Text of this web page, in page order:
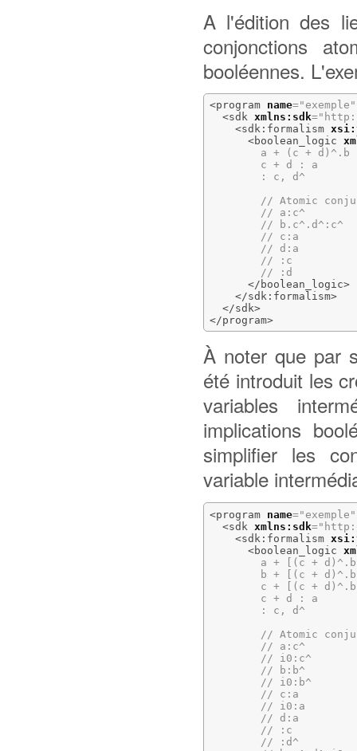
A l'édition des
conjonctions
booléennes.
<program name="exemple"
<sdk xmlns:sdk=
<sdk:formalism
<boolean_logic
a + (c + d)^.b
        c + d : a
        : c, d^
// Atomic
        // a:c^
        // b.c^.d^:c^
        // c:a
        // d:a
        // :c
        // :d
</boolean_logic>
</sdk:formalism>
</sdk>
</program>
À noter que par
été introduit les
variables
implications
simplifier les
variable
<program name="exemple"
<sdk xmlns:sdk=
<sdk:formalism
<boolean_logic
a + [(c +
b + [(c +
c + [(c +
        c + d : a
        : c, d^
// Atomic
        // a:c^
        // i0:c^
        // b:b^
        // i0:b^
        // c:a
        // i0:a
        // d:a
        // :c
        // :d^